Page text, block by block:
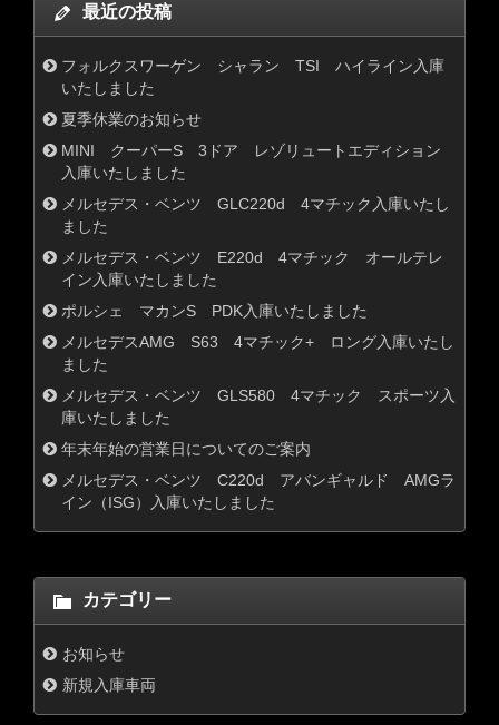
最近の投稿
フォルクスワーゲン シャラン TSI ハイライン入庫
いたしました
夏季休業のお知らせ
MINI クーパーS 3ドア レゾリュートエディション
入庫いたしました
メルセデス・ベンツ GLC220d 4マチック入庫いたし
ました
メルセデス・ベンツ E220d 4マチック オールテレ
イン入庫いたしました
ポルシェ マカンS PDK入庫いたしました
メルセデスAMG S63 4マチック+ ロング入庫いたし
ました
メルセデス・ベンツ GLS580 4マチック スポーツ入
庫いたしました
年末年始の営業日についてのご案内
メルセデス・ベンツ C220d アバンギャルド AMGラ
イン（ISG）入庫いたしました
カテゴリー
お知らせ
新規入庫車両